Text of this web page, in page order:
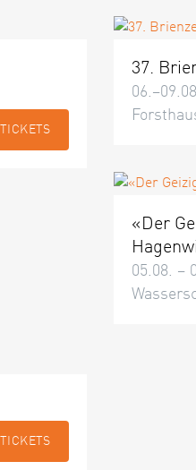
TICKETS
37.
«Der
05.08. –
TICKETS